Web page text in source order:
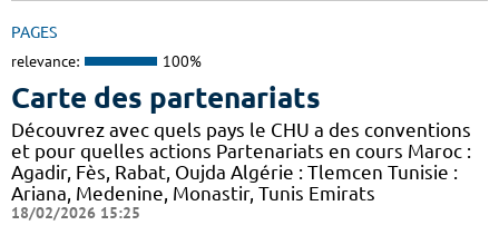
PAGES
relevance: 100%
Carte des partenariats
Découvrez avec quels pays le CHU a des conventions
et pour quelles actions Partenariats en cours Maroc :
Agadir, Fès, Rabat, Oujda Algérie : Tlemcen Tunisie :
Ariana, Medenine, Monastir, Tunis Emirats
18/02/2026 15:25